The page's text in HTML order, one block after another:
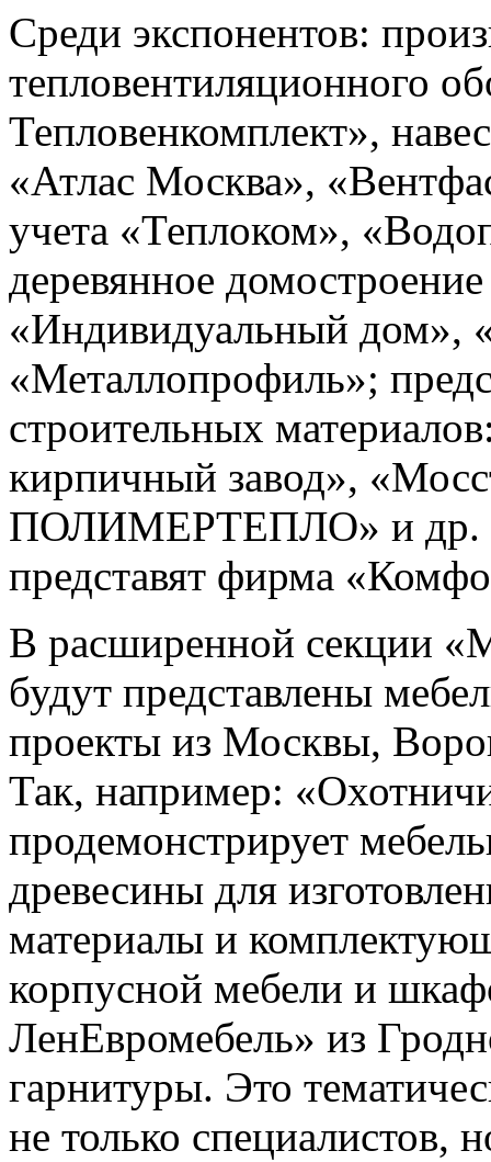
Среди экспонентов:
тепловентиляционного
Тепловенкомплект»,
«Атлас Москва»,
учета «Теплоком»,
деревянное
«Индивидуальный дом»,
«Металлопрофиль»;
строительных
кирпичный завод»,
ПОЛИМЕРТЕПЛО» и др.
представят фирма
В расширенной секции
будут представлены
проекты из Москвы,
Так, например:
продемонстрирует
древесины для
материалы и
корпусной мебели и
ЛенЕвромебель» из
гарнитуры. Это
не только специалистов,